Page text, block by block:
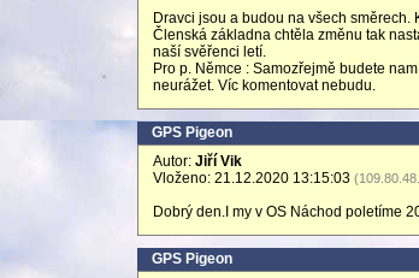
Dravci jsou a budou na všech
Členská základna chtěla změnu tak
naší svěřenci letí.
Pro p. Němce : Samozřejmě budete
neurážet. Víc komentovat nebudu.
GPS Pigeon
Autor: Jiří Vik
Vloženo: 21.12.2020 13:15:03
Dobrý den.I my v OS Náchod poletíme
GPS Pigeon